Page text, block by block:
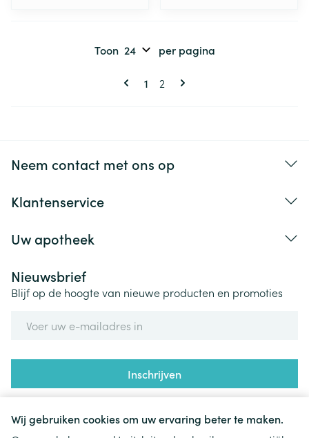
Wij gebruiken cookies om uw ervaring beter te maken.
Pagina's
U lees momenteel pagina
1 Pagina
2
Toon per pagina
Neem contact met ons op
Klantenservice
Uw apotheek
Nieuwsbrief
Blijf op de hoogte van nieuwe producten en promoties
Inschrijven
nieuwsbrief en gaat u akkoord met onzeprivacy policy.